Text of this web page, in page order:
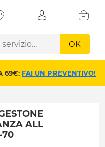
OK
69€: FAI UN PREVENTIVO!
ALL
70